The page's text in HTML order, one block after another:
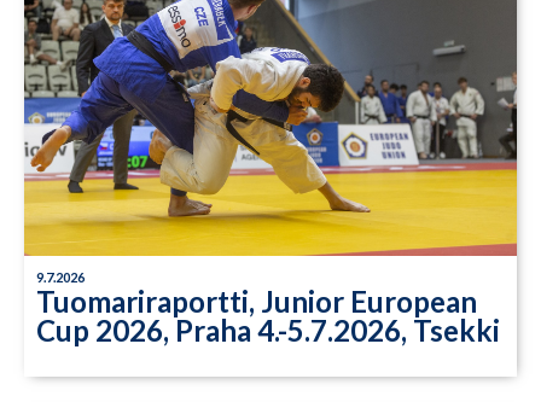
9.7.2026
Tuomariraportti, Junior European
Cup 2026, Praha 4.-5.7.2026, Tsekki